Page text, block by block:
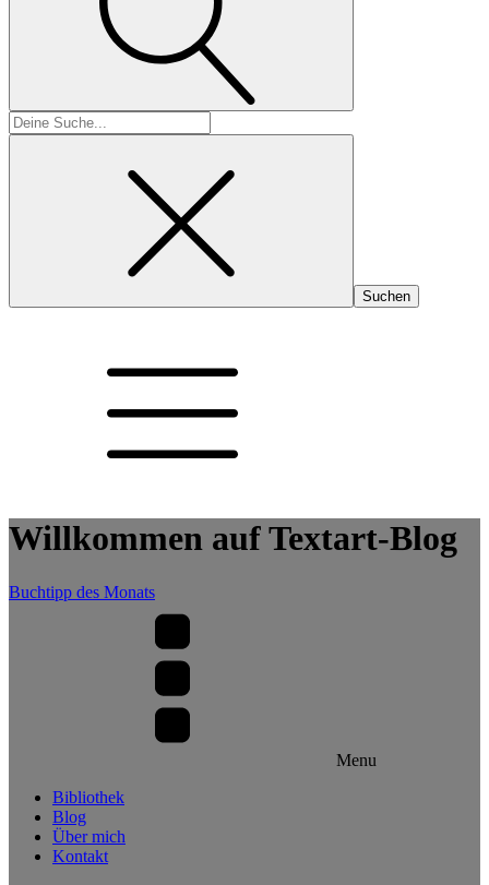
Suchen
nach:
Willkommen auf Textart-Blog
Buchtipp des Monats
Menu
Bibliothek
Blog
Über mich
Kontakt